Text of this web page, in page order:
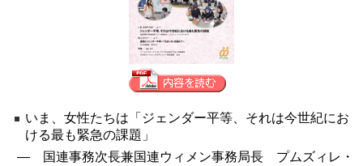
いま、女性たちは「ジェンダー平等、それは今世紀にお
ける最も緊急の課題」
― 国連事務次長兼国連ウィメン事務局長 プムズィレ・